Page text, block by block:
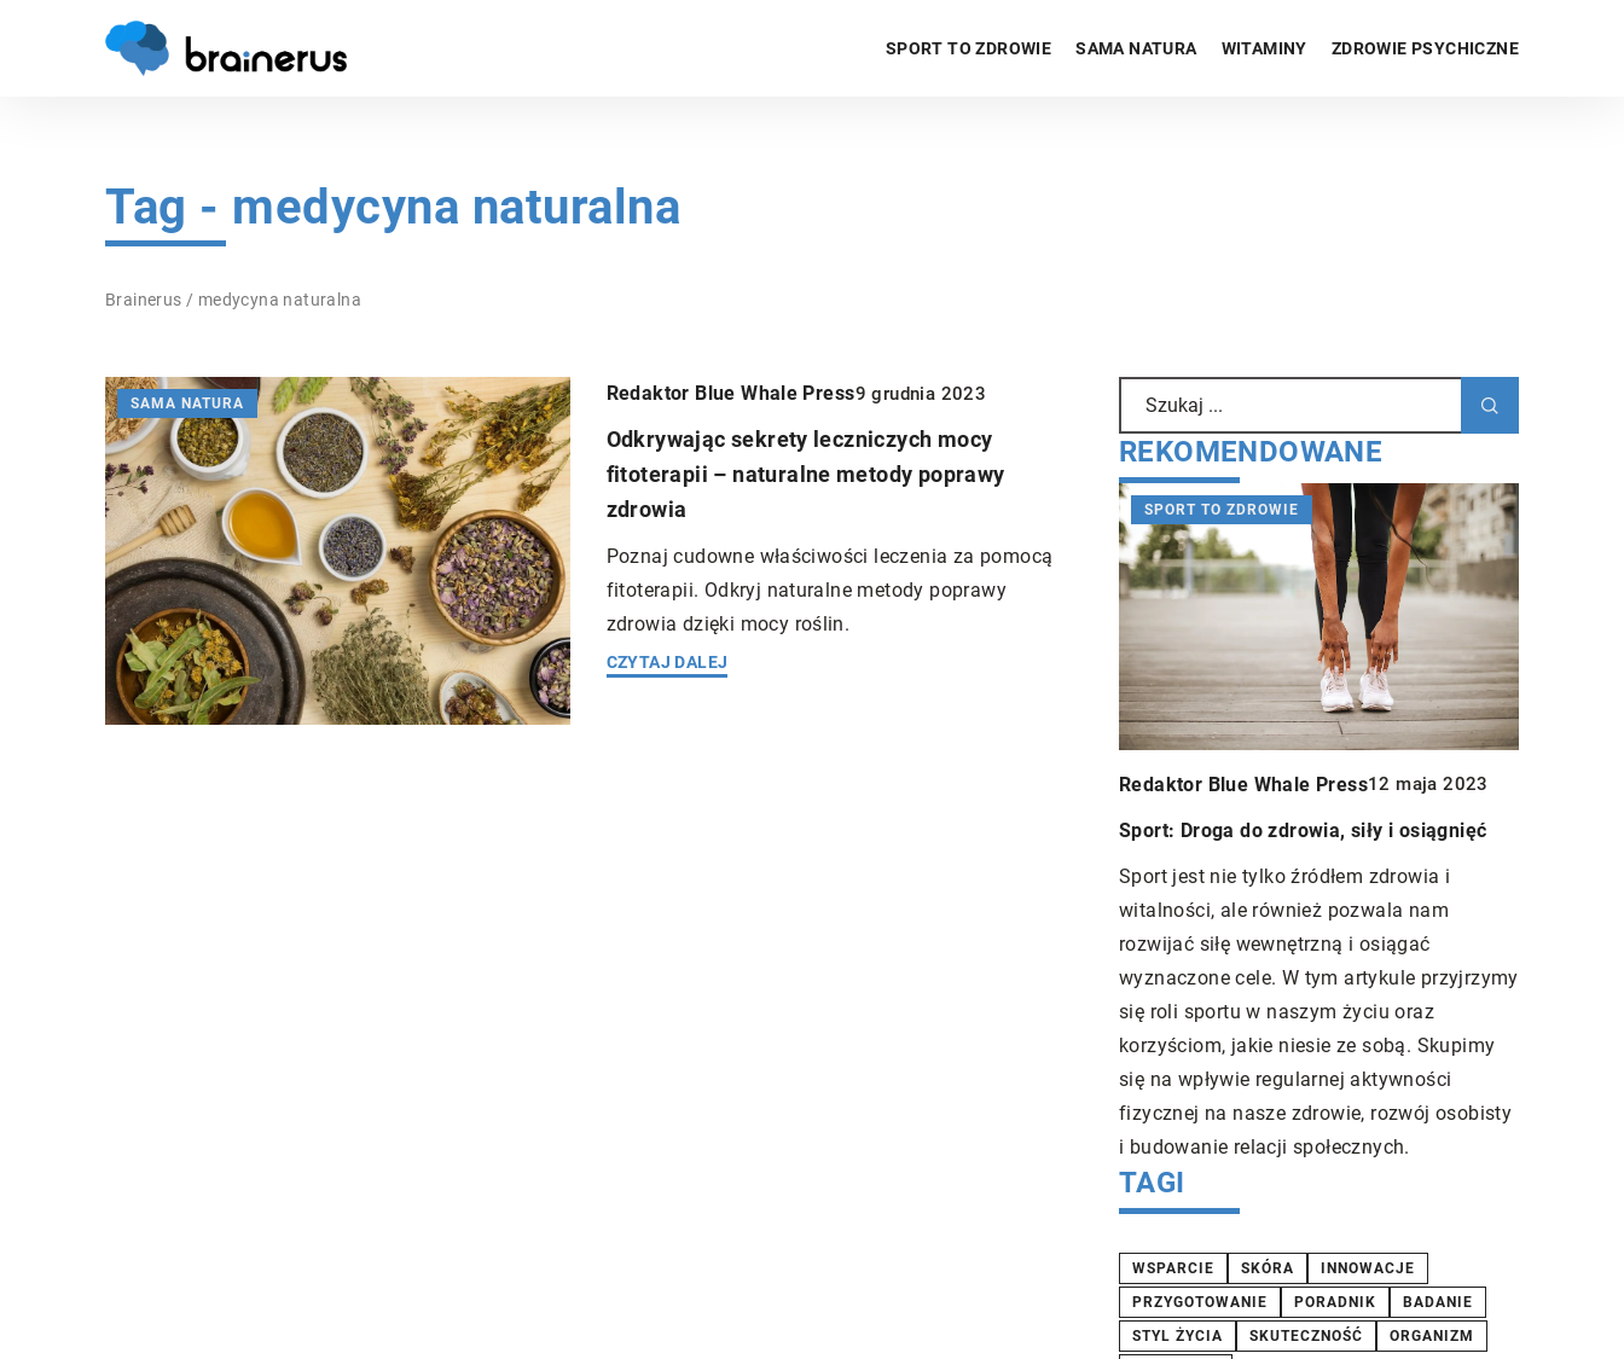
SPORT TO ZDROWIE SAMA NATURA WITAMINY ZDROWIE PSYCHICZNE
Tag - medycyna naturalna
Brainerus / medycyna naturalna
SAMA NATURA Redaktor Blue Whale Press9 grudnia 2023
Odkrywając sekrety leczniczych mocy
fitoterapii – naturalne metody poprawy
zdrowia
Poznaj cudowne właściwości leczenia za pomocą
fitoterapii. Odkryj naturalne metody poprawy
zdrowia dzięki mocy roślin.
CZYTAJ DALEJ
REKOMENDOWANE
WITAMINY SPORT TO ZDROWIE
Redaktor Blue Whale Press12 maja 2023
Sport: Droga do zdrowia, siły i osiągnięć
Sport jest nie tylko źródłem zdrowia i
witalności, ale również pozwala nam
rozwijać siłę wewnętrzną i osiągać
wyznaczone cele. W tym artykule przyjrzymy
się roli sportu w naszym życiu oraz
korzyściom, jakie niesie ze sobą. Skupimy
się na wpływie regularnej aktywności
fizycznej na nasze zdrowie, rozwój osobisty
i budowanie relacji społecznych.
TAGI
WSPARCIE SKÓRA
INNOWACJE
PRZYGOTOWANIE
PORADNIK
BADANIE
STYL ŻYCIA
SKUTECZNOŚĆ
ORGANIZM